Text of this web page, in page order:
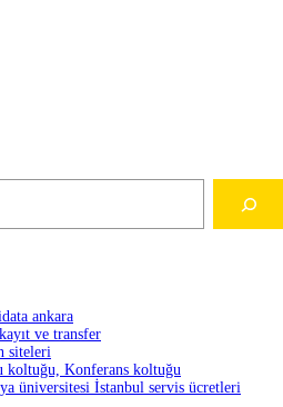
ankara
ve transfer
siteleri
koltuğu, Konferans koltuğu
üniversitesi İstanbul servis ücretleri